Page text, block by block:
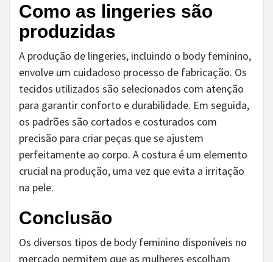
Como as lingeries são
produzidas
A produção de lingeries, incluindo o body feminino,
envolve um cuidadoso processo de fabricação. Os
tecidos utilizados são selecionados com atenção
para garantir conforto e durabilidade. Em seguida,
os padrões são cortados e costurados com
precisão para criar peças que se ajustem
perfeitamente ao corpo. A costura é um elemento
crucial na produção, uma vez que evita a irritação
na pele.
Conclusão
Os diversos tipos de body feminino disponíveis no
mercado permitem que as mulheres escolham